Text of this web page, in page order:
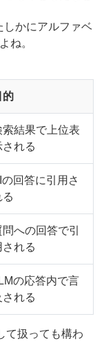
かにアルファベ
ね。
的
索結果で上位表
される
回答に引用さ
る
問への回答で引
される
の応答内で言
される
て扱っても構わ